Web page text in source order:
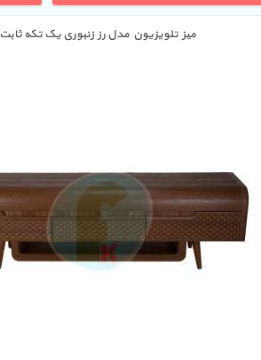
میز تلویزیون مدل رز زنبوری یک تکه ثابت